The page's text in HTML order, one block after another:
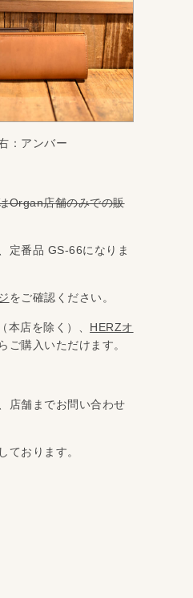
：アンバー
Organ店舗のみでの販
定番品 GS‐66になりま
をご確認ください。
本店を除く）、 HERZオ
ご購入いただけます。
店舗までお問い合わせ
ております。